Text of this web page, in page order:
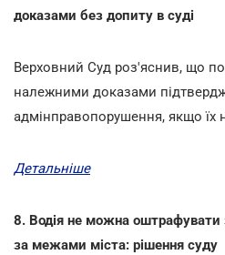
доказами без допиту в суді
Верховний Суд роз'яснив, що
належними доказами
адмінправопорушення, якщо їх
Детальніше
8. Водія не можна оштрафувати
за межами міста: рішення суду